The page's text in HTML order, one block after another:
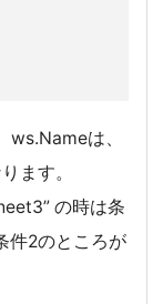
は、
ます。
の時は条
件2のところが